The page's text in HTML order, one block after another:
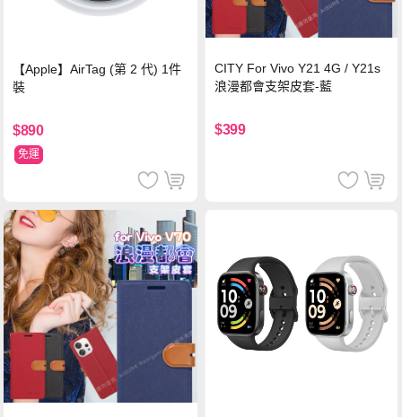
【Apple】AirTag (第 2 代) 1件
裝
$890
免運
CITY For Vivo Y21 4G / Y21s
浪漫都會支架皮套-藍
$399